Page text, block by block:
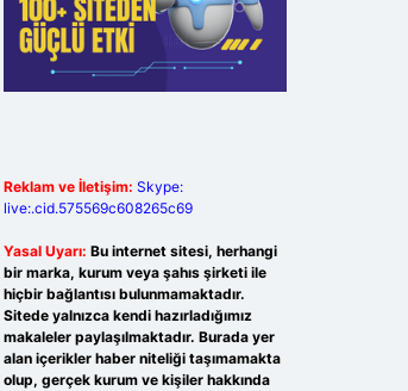
Reklam ve İletişim: Skype:
live:.cid.575569c608265c69
Yasal Uyarı: Bu internet sitesi, herhangi
bir marka, kurum veya şahıs şirketi ile
hiçbir bağlantısı bulunmamaktadır.
Sitede yalnızca kendi hazırladığımız
makaleler paylaşılmaktadır. Burada yer
alan içerikler haber niteliği taşımamakta
olup, gerçek kurum ve kişiler hakkında